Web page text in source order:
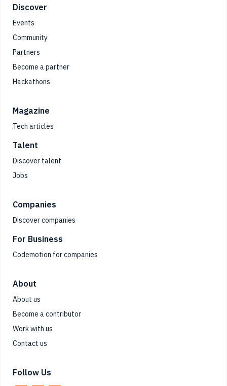
Footer
Discover
Events
Community
Partners
Become a partner
Hackathons
Magazine
Tech articles
Talent
Discover talent
Jobs
Companies
Discover companies
For Business
Codemotion for companies
About
About us
Become a contributor
Work with us
Contact us
Follow Us